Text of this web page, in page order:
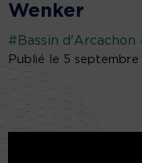
Wenker
#Bassin d'Arcachon
Publié le 5 septembre